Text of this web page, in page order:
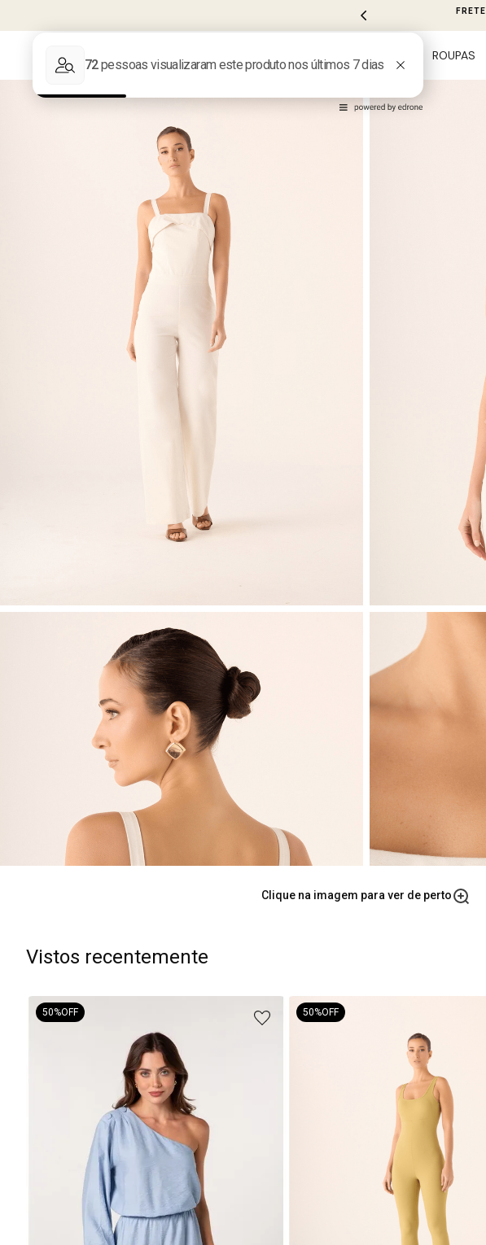
ROUPAS
Clique na imagem para ver de perto
Vistos recentemente
50%OFF 50%OFF